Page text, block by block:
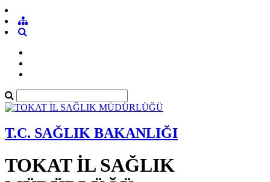
T.C. SAĞLIK BAKANLIĞI
TOKAT İL SAĞLIK